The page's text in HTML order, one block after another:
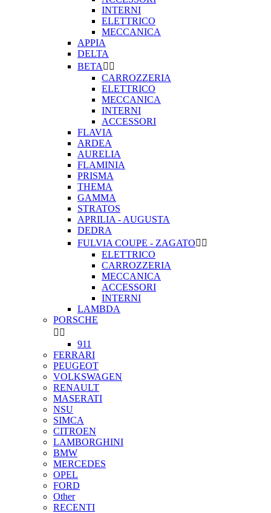
INTERNI
ELETTRICO
MECCANICA
APPIA
DELTA
BETA  
CARROZZERIA
ELETTRICO
MECCANICA
INTERNI
ACCESSORI
FLAVIA
ARDEA
AURELIA
FLAMINIA
PRISMA
THEMA
GAMMA
STRATOS
APRILIA - AUGUSTA
DEDRA
FULVIA COUPE - ZAGATO 
ELETTRICO
CARROZZERIA
MECCANICA
ACCESSORI
INTERNI
LAMBDA
PORSCHE
 
911
FERRARI
PEUGEOT
VOLKSWAGEN
RENAULT
MASERATI
NSU
SIMCA
CITROEN
LAMBORGHINI
BMW
MERCEDES
OPEL
FORD
Other
RECENTI